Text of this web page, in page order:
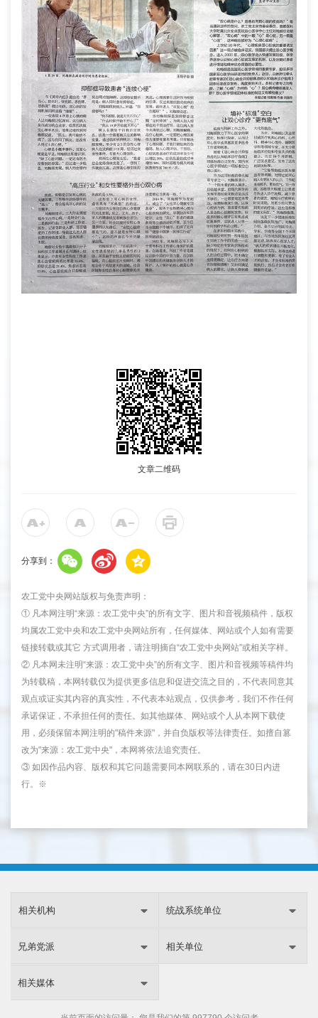
文章二维码
分享到：
农工党中央网站版权与免责声明：
① 凡本网注明“来源：农工党中央”的所有文字、图片和音视频稿件，版权
均属农工党中央和农工党中央网站所有，任何媒体、网站或个人如有需要
链接转载或其它 方式调用者，请注明摘自“农工党中央网站”或相关字样。
② 凡本网未注明“来源：农工党中央”的所有文字、图片和音视频等稿件均
为转载稿，本网转载仅为提供更多信息和促进交流之目的，不代表同意其
观点或证实其内容的真实性，不代表本站观点，仅供参考，我们不作任何
承诺保证，不承担任何的责任。如其他媒体、网站或个人从本网下载使
用，必须保留本网注明的"稿件来源"，并自负版权等法律责任。如擅自篡
改为"来源：农工党中央"，本网将依法追究责任。
③ 如因作品内容、版权和其它问题需要同本网联系的，请在30日内进
行。※
相关机构 统战系统单位
兄弟党派 相关单位
相关媒体